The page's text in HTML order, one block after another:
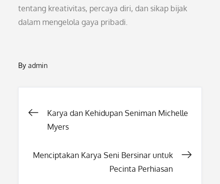
tentang kreativitas, percaya diri, dan sikap bijak
dalam mengelola gaya pribadi.
Byadmin
Post
Karya dan Kehidupan Seniman Michelle
Myers
Menciptakan Karya Seni Bersinar untuk
Pecinta Perhiasan